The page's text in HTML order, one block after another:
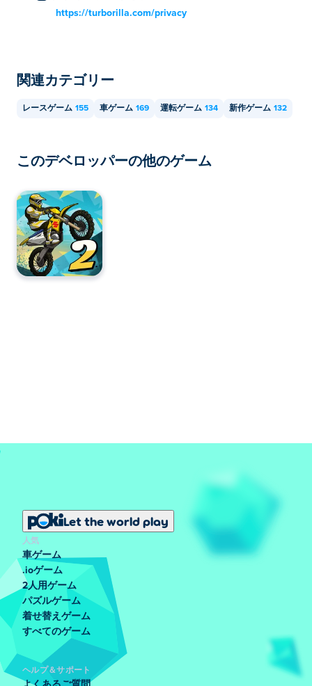
タブレットなどのモバイル デバイスでプレイできま
https://turborilla.com/privacy
関連カテゴリー
レースゲーム 155 車ゲーム 169 運転ゲーム 134 新作ゲーム 132
このデベロッパーの他のゲーム
Let the world play
人気
車ゲーム
.ioゲーム
2人用ゲーム
パズルゲーム
着せ替えゲーム
すべてのゲーム
ヘルプ＆サポート